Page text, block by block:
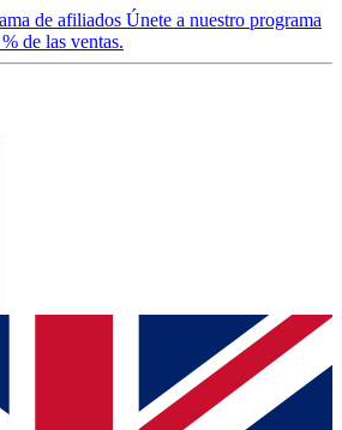
de afiliados Únete a nuestro programa
de las ventas.